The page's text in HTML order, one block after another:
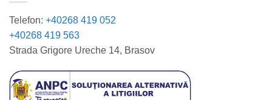
Telefon: +40268 419 052
+40268 419 563
Strada Grigore Ureche 14, Brasov